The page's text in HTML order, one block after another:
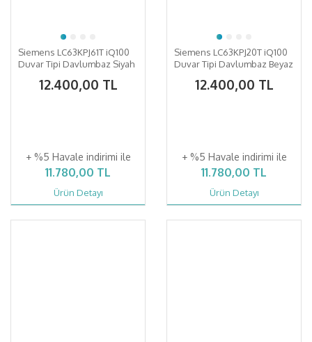
Siemens LC63KPJ61T iQ100
Duvar Tipi Davlumbaz Siyah
12.400,00 TL
+ %5 Havale indirimi ile
11.780,00 TL
Ürün Detayı
Siemens LC63KPJ20T iQ100
Duvar Tipi Davlumbaz Beyaz
12.400,00 TL
+ %5 Havale indirimi ile
11.780,00 TL
Ürün Detayı